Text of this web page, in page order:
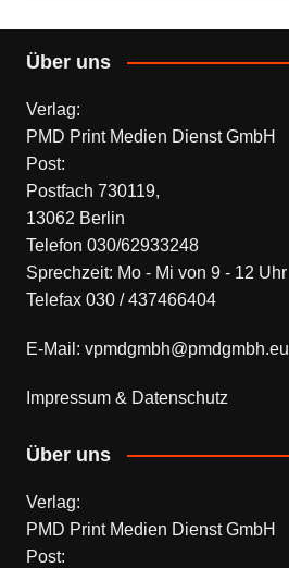
Über uns
Verlag:
PMD Print Medien Dienst GmbH
Post:
Postfach 730119,
13062 Berlin
Telefon 030/62933248
Sprechzeit: Mo - Mi von 9 - 12 Uhr
Telefax 030 / 437466404
E-Mail: vpmdgmbh@pmdgmbh.eu
Impressum & Datenschutz
Über uns
Verlag:
PMD Print Medien Dienst GmbH
Post: